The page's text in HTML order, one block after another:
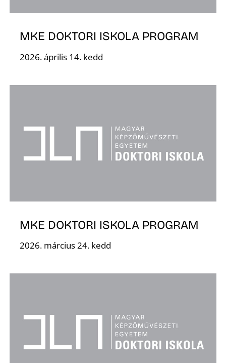
MKE DOKTORI ISKOLA PROGRAM
2026. április 14. kedd
MKE DOKTORI ISKOLA PROGRAM
2026. március 24. kedd